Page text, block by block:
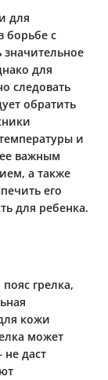
для
борьбе с
значительное
для
следовать
обратить
и
важным
а также
его
для ребенка.
грелка,
кожи
может
не даст